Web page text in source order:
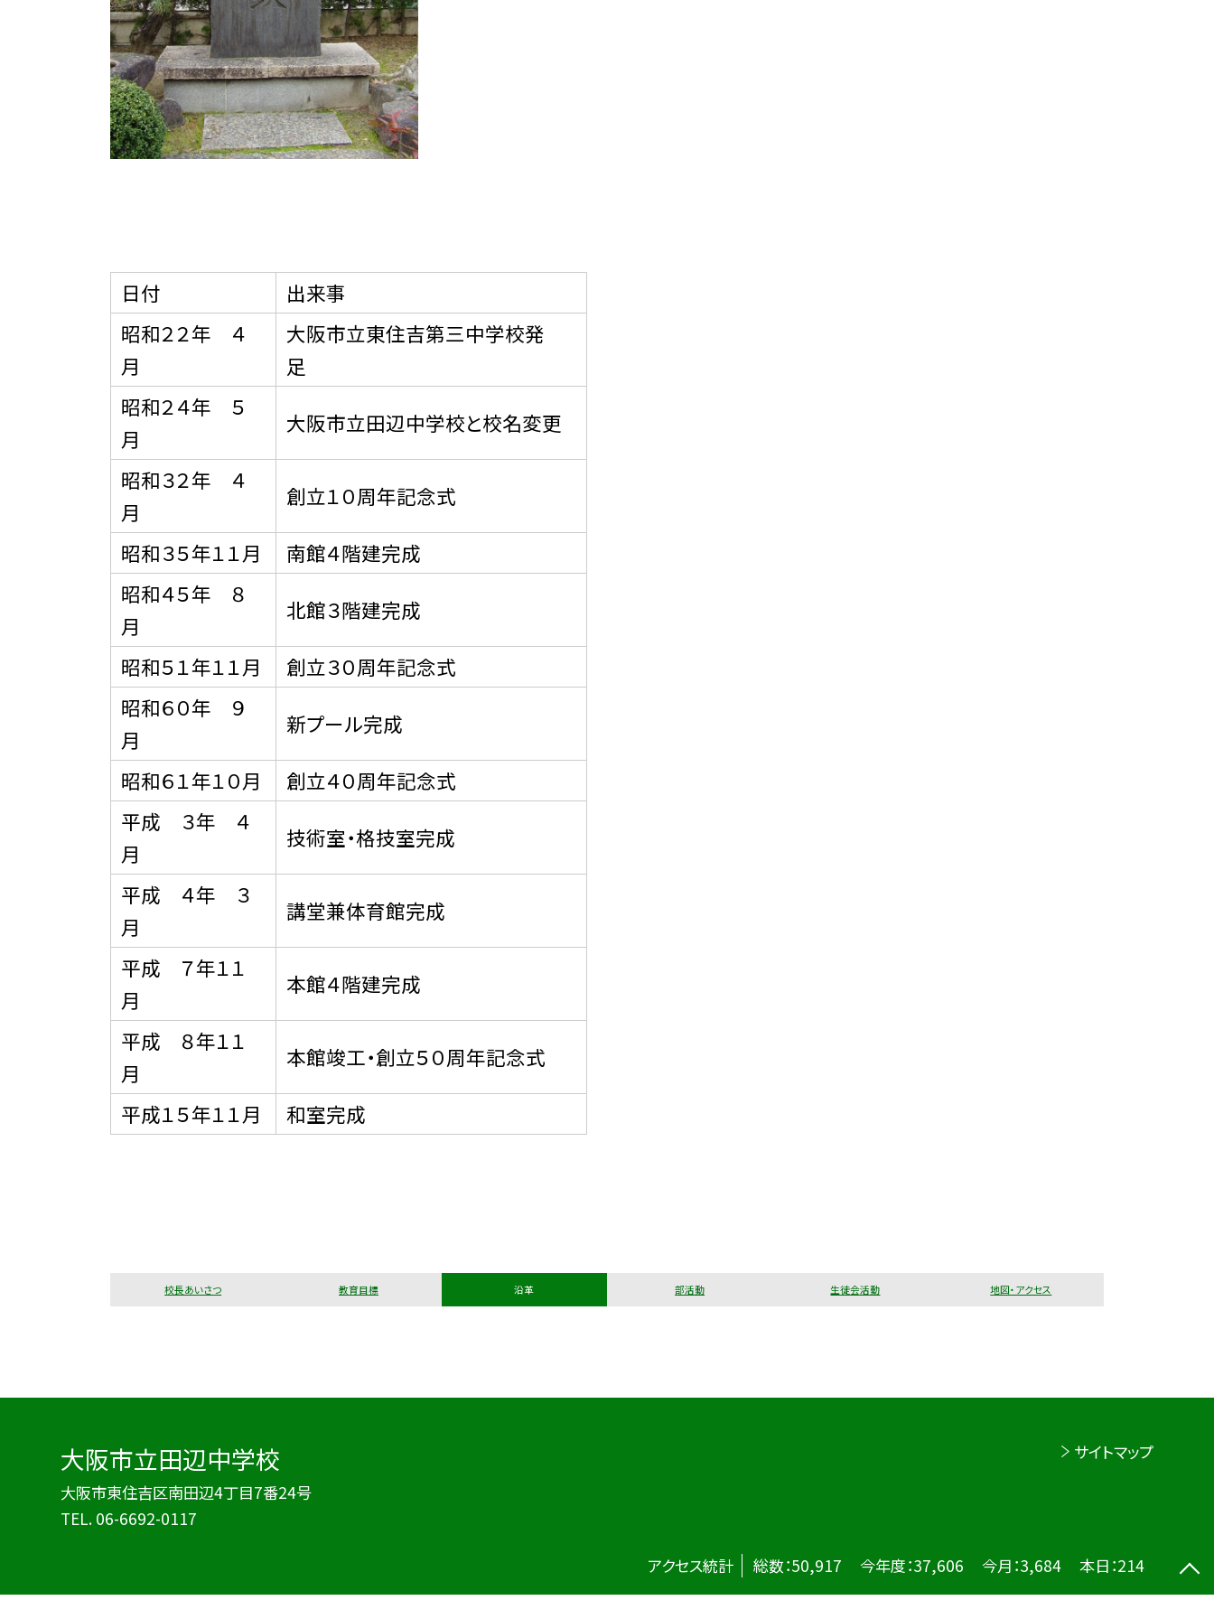
日付
出来事
昭和２２年 ４
月
大阪市立東住吉第三中学校発
足
昭和２４年 ５
月
大阪市立田辺中学校と校名変更
昭和３２年 ４
月
創立１０周年記念式
昭和３５年１１月
南館４階建完成
昭和４５年 ８
月
北館３階建完成
昭和５１年１１月
創立３０周年記念式
昭和６０年 ９
月
新プール完成
昭和６１年１０月
創立４０周年記念式
平成 ３年 ４
月
技術室・格技室完成
平成 ４年 ３
月
講堂兼体育館完成
平成 ７年１１
月
本館４階建完成
平成 ８年１１
月
本館竣工・創立５０周年記念式
平成１５年１１月 和室完成
校長あいさつ 教育目標 沿革 部活動 生徒会活動 地図・アクセス
大阪市立田辺中学校
大阪市東住吉区南田辺4丁目7番24号
TEL. 06-6692-0117
サイトマップ
アクセス統計 総数：50,917 今年度：37,606 今月：3,684 本日：214